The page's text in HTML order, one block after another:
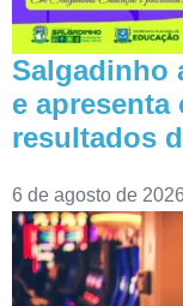
Salgadinho
e
resultados
6 de agosto de 2026